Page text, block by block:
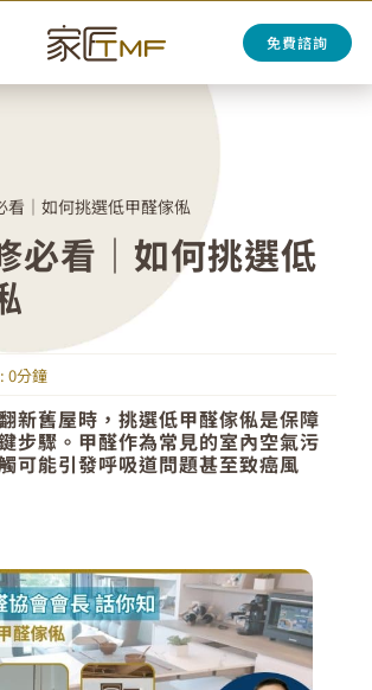
免費諮詢
看｜如何挑選低甲醛傢俬
必看｜如何挑選低
0分鐘
新舊屋時，挑選低甲醛傢俬是保障
步驟。甲醛作為常見的室內空氣污
可能引發呼吸道問題甚至致癌風